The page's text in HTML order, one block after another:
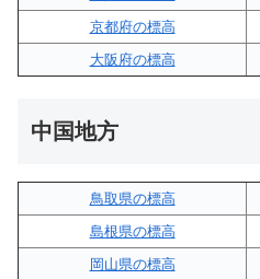
京都府の標高
大阪府の標高
中国地方
鳥取県の標高
島根県の標高
岡山県の標高